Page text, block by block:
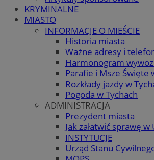
KRYMINALNE
MIASTO
INFORMACJE O MIEŚCIE
Historia miasta
Ważne adresy i
Harmonogram
Parafie i Msze Święte
Rozkłady jazdy w
Pogoda w Tychach
ADMINISTRACJA
Prezydent miasta
Jak załatwić sprawę
INSTYTUCJE
Urząd Stanu